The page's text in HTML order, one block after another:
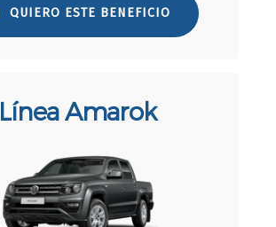
QUIERO ESTE BENEFICIO
Línea Amarok